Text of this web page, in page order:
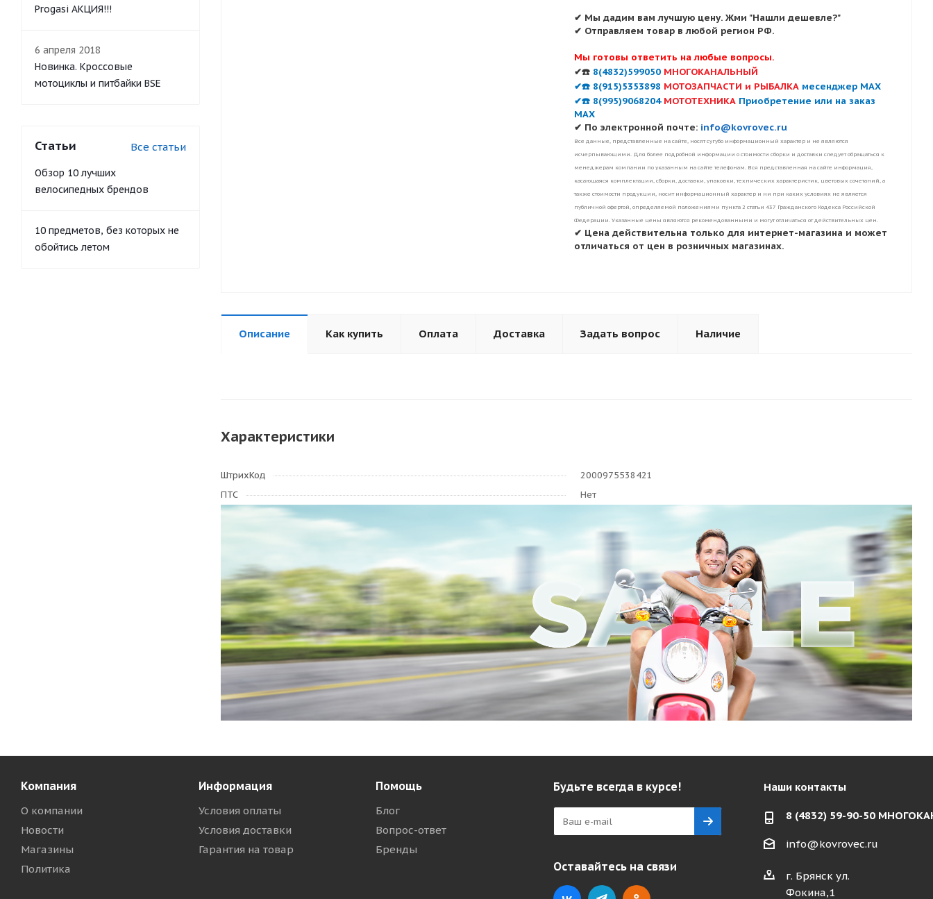
✔ Мы дадим вам лучшую цену. Жми "Нашли дешевле?"
✔ Отправляем товар в любой регион РФ.
Мы готовы ответить на любые вопросы.
✔☎️ 8(4832)599050 МНОГОКАНАЛЬНЫЙ
✔☎️ 8(915)5353898 МОТОЗАПЧАСТИ и РЫБАЛКА месенджер MAX
✔☎️ 8(995)9068204 МОТОТЕХНИКА Приобретение или на заказ
MAX
✔ По электронной почте: info@kovrovec.ru
Все данные, представленные на сайте, носят сугубо информационный характер и не являются
исчерпывающими. Для более подробной информации о стоимости сборки и доставки следует обращаться к
менеджерам компании по указанным на сайте телефонам. Вся представленная на сайте информация,
касающаяся комплектации, сборки, доставки, упаковки, технических характеристик, цветовых сочетаний, а
также стоимости продукции, носит информационный характер и ни при каких условиях не является
публичной офертой, определяемой положениями пункта 2 статьи 437 Гражданского Кодекса Российской
Федерации. Указанные цены являются рекомендованными и могут отличаться от действительных цен.
✔ Цена действительна только для интернет-магазина и может
отличаться от цен в розничных магазинах.
Описание Как купить Оплата Доставка Задать вопрос Наличие
Характеристики
ШтрихКод
2000975538421
ПТС
Нет
Progasi АКЦИЯ!!!
6 апреля 2018
Новинка. Кроссовые
мотоциклы и питбайки BSE
Статьи Все статьи
Обзор 10 лучших
велосипедных брендов
10 предметов, без которых не
обойтись летом
Компания
О компании
Новости
Магазины
Политика
Информация
Условия оплаты
Условия доставки
Гарантия на товар
Помощь
Блог
Вопрос-ответ
Бренды
Будьте всегда в курсе!
Оставайтесь на связи
Наши контакты
8 (4832) 59-90-50
info@kovrovec.ru
г. Брянск ул.
Фокина,1